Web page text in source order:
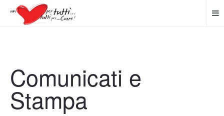
Comunicati e
Stampa